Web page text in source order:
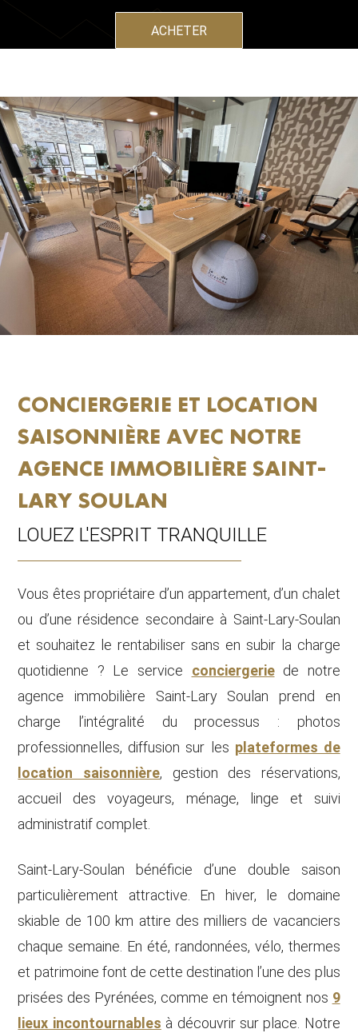
ACHETER
CONCIERGERIE ET LOCATION
SAISONNIÈRE AVEC NOTRE
AGENCE IMMOBILIÈRE SAINT-
LARY SOULAN
LOUEZ L'ESPRIT TRANQUILLE
Vous êtes propriétaire d’un appartement, d’un chalet
ou d’une résidence secondaire à Saint-Lary-Soulan
et souhaitez le rentabiliser sans en subir la charge
quotidienne ? Le service conciergeriede notre
agence immobilière Saint-Lary Soulan prend en
charge l’intégralité du processus : photos
professionnelles, diffusion sur les plateformes de
location saisonnière, gestion des réservations,
accueil des voyageurs, ménage, linge et suivi
administratif complet.
Saint-Lary-Soulan bénéficie d’une double saison
particulièrement attractive. En hiver, le domaine
skiable de 100 km attire des milliers de vacanciers
chaque semaine. En été, randonnées, vélo, thermes
et patrimoine font de cette destination l’une des plus
prisées des Pyrénées, comme en témoignent nos 9
lieux incontournables à découvrir sur place. Notre